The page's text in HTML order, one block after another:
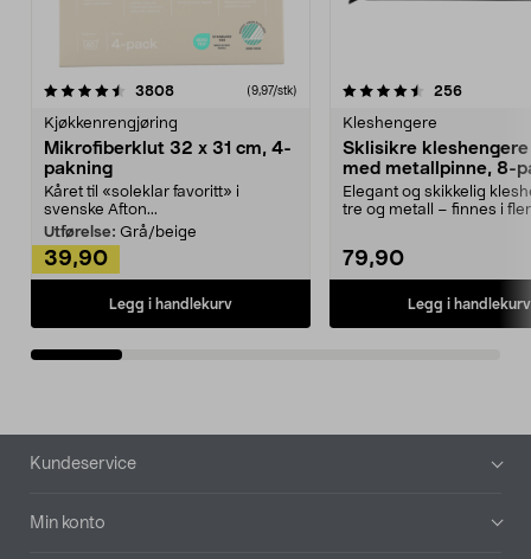
3808anmeldelser(9,97/stk)
Kjøkkenrengjøring
Mikrofiberklut 32 x 31 cm, 4-
pakning
Kåret til «soleklar favoritt» i
svenske Afton...
Utførelse: Grå/beige
39,90
Legg i handlekurv
4.5av 5 stjerner 256
Kleshengere
Sklisikre
med metallpinne, 8-
Elegant og skikkelig
tre og metall – finnes i
79,90
Legg i handlekurv
4.5av 5 stjerner
Bunntekst
Kundeservice
Min konto